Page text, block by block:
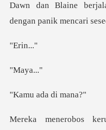
Unduh Aplikasi
denga
in.
ya.
ada di